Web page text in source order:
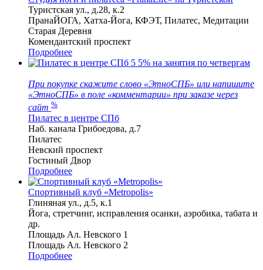
Туристская ул., д.28, к.2
ПранаЙОГА, Хатха-Йога, КФЭТ, Пилатес, Медитации
Старая Деревня
Комендантский проспект
Подробнее
5 5% на занятия по четвергам
При покупке скажите слово «ЭтноСПБ» или напишите
«ЭтноСПБ» в поле «комментарии» при заказе через
сайт %
Пилатес в центре СПб
Наб. канала Грибоедова, д.7
Пилатес
Невский проспект
Гостиный Двор
Подробнее
Спортивный клуб «Metropolis»
Глиняная ул., д.5, к.1
Йога, стретчинг, исправления осанки, аэробика, табата и
др.
Площадь Ал. Невского 1
Площадь Ал. Невского 2
Подробнее